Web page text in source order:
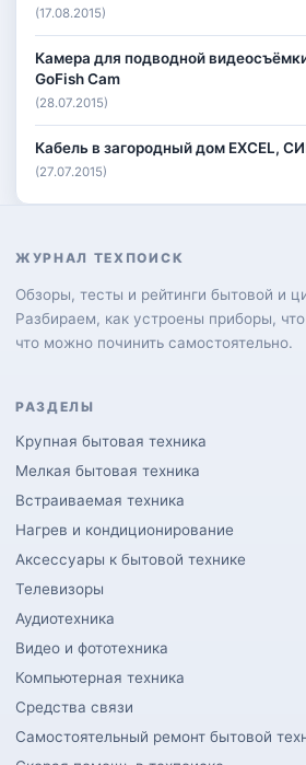
(17.08.2015)
Камера для подводной
GoFish Cam
(28.07.2015)
Кабель в загородный дом EXCEL,
(27.07.2015)
ЖУРНАЛ ТЕХПОИСК
Обзоры, тесты и рейтинги бытовой и
Разбираем, как устроены приборы,
что можно починить самостоятельно.
РАЗДЕЛЫ
Крупная бытовая техника
Мелкая бытовая техника
Встраиваемая техника
Нагрев и кондиционирование
Аксессуары к бытовой технике
Телевизоры
Аудиотехника
Видео и фототехника
Компьютерная техника
Средства связи
Самостоятельный ремонт бытовой